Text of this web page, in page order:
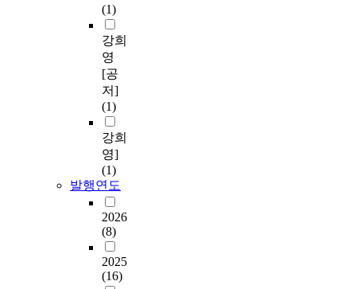
(1)
강희
영
[공
저]
(1)
강희
영]
(1)
발행연도
2026
(8)
2025
(16)